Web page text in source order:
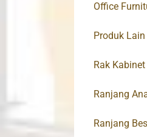
Office
Produk
Rak
Ranjang
Ranjang